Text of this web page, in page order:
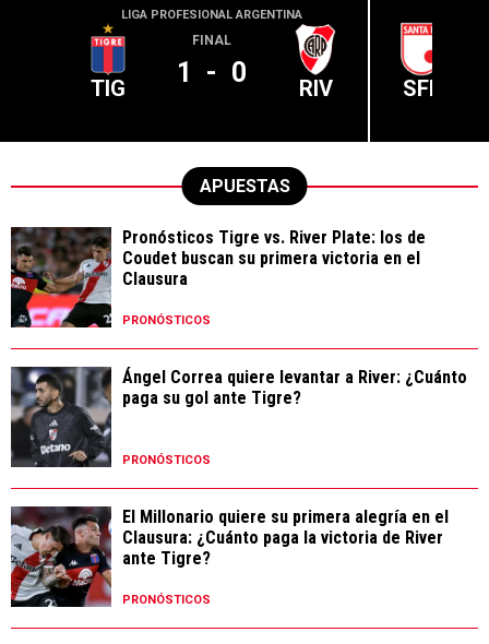
LIGA PROFESIONAL ARGENTINA
TIG
FINAL
1 - 0 RIV SFE
APUESTAS
Pronósticos Tigre vs. River Plate: los de
Coudet buscan su primera victoria en el
Clausura
PRONÓSTICOS
Ángel Correa quiere levantar a River: ¿Cuánto
paga su gol ante Tigre?
PRONÓSTICOS
El Millonario quiere su primera alegría en el
Clausura: ¿Cuánto paga la victoria de River
ante Tigre?
PRONÓSTICOS